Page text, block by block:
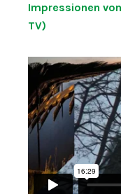
Impressionen
TV)